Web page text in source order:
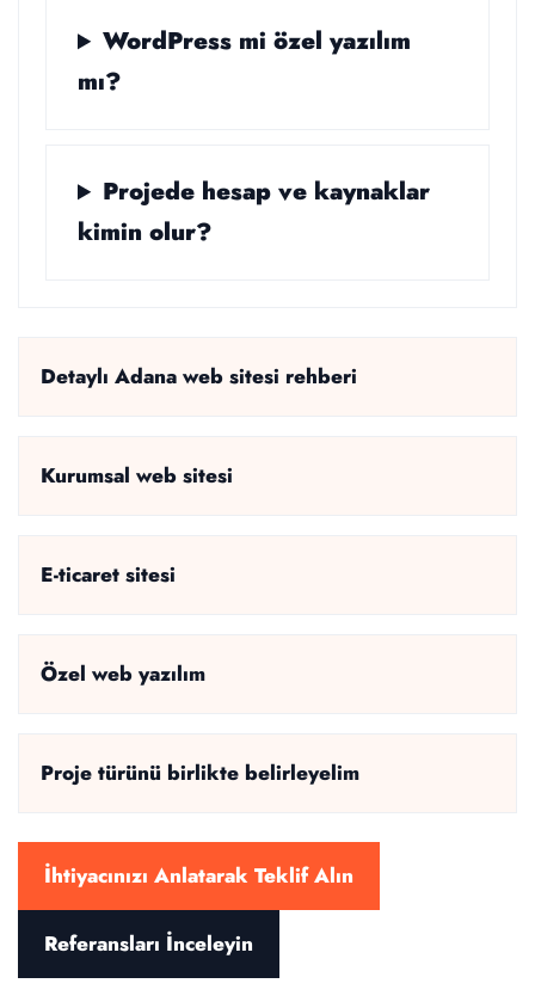
WordPress mi özel yazılım
mı?
Projede hesap ve kaynaklar
kimin olur?
Detaylı Adana web sitesi rehberi
Kurumsal web sitesi
E-ticaret sitesi
Özel web yazılım
Proje türünü birlikte belirleyelim
İhtiyacınızı Anlatarak Teklif Alın
Referansları İnceleyin